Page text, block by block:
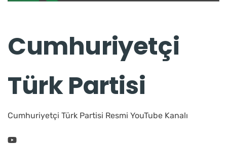
Cumhuriyetçi
Türk Partisi
Cumhuriyetçi Türk Partisi Resmi YouTube Kanalı